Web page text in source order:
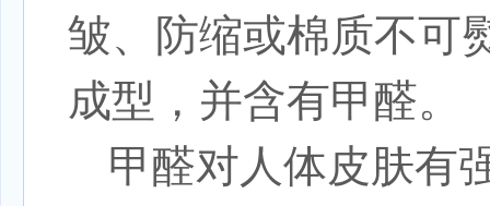
皱、防缩或棉质不可
成型，并含有甲醛。
甲醛对人体皮肤有